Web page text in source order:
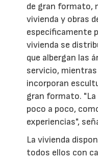
de gran formato,
vivienda y obras
específicamente
vivienda se
que albergan las
servicio,
incorporan
gran formato. "La
poco a poco,
experiencias",
La vivienda
todos ellos con